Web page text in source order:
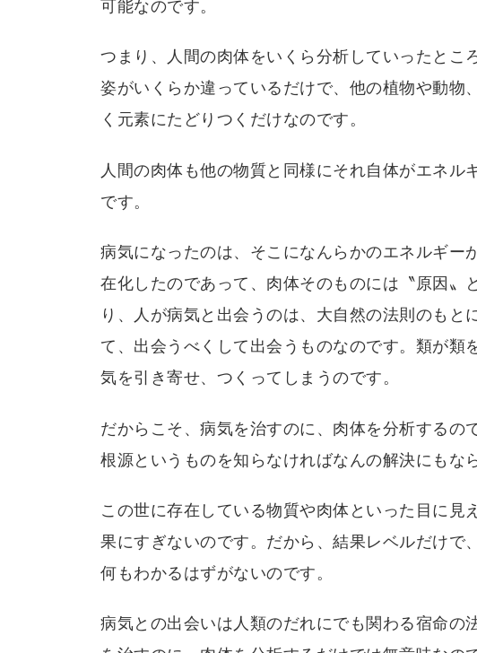
可能なのです。
つまり、人間の肉体をいくら分析していったとこ
姿がいくらか違っているだけで、他の植物や動物
く元素にたどりつくだけなのです。
人間の肉体も他の物質と同様にそれ自体がエネル
です。
病気になったのは、そこになんらかのエネルギー
在化したのであって、肉体そのものには〝原因〟
り、人が病気と出会うのは、大自然の法則のもと
て、出会うべくして出会うものなのです。類が類
気を引き寄せ、つくってしまうのです。
だからこそ、病気を治すのに、肉体を分析するの
根源というものを知らなければなんの解決にもな
この世に存在している物質や肉体といった目に見
果にすぎないのです。だから、結果レベルだけで
何もわかるはずがないのです。
病気との出会いは人類のだれにでも関わる宿命の